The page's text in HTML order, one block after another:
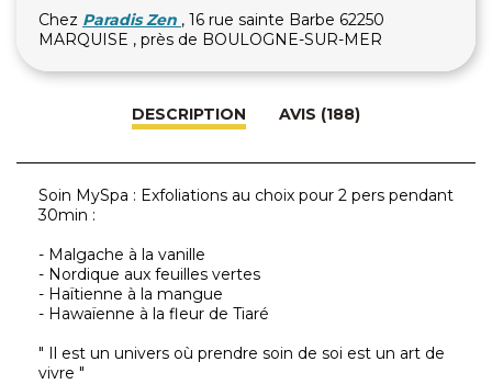
Chez Paradis Zen , 16 rue sainte Barbe 62250
MARQUISE , près de BOULOGNE-SUR-MER
DESCRIPTION AVIS (188)
Soin MySpa : Exfoliations au choix pour 2 pers pendant
30min :
- Malgache à la vanille
- Nordique aux feuilles vertes
- Haïtienne à la mangue
- Hawaïenne à la fleur de Tiaré
" Il est un univers où prendre soin de soi est un art de
vivre "